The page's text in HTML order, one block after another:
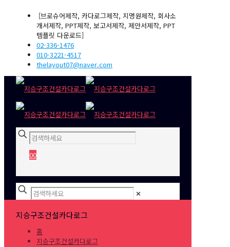
[브로슈어제작, 카다로그제작, 지명원제작, 회사소
개서제작, PPT제작, 보고서제작, 제안서제작, PPT
템플릿 다운로드]
02-336-1476
010-3221-4517
thelayout07@naver.com
00
✕
지승구조건설카다로그
홈
지승구조건설카다로그